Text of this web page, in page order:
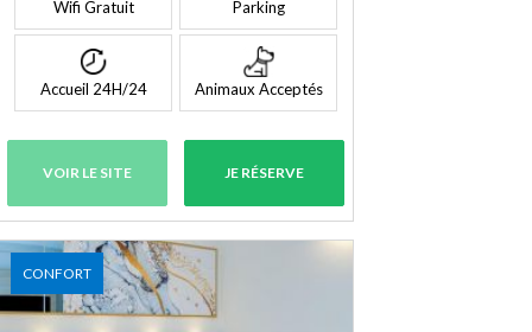
Wifi Gratuit Parking
Accueil 24H/24 Animaux Acceptés
VOIR LE SITE JE RÉSERVE
CONFORT